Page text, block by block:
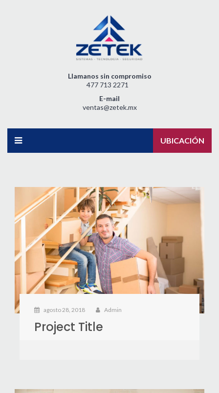
Llamanos sin compromiso
477 713 2271
E-mail
ventas@zetek.mx
UBICACIÓN
agosto 28, 2018 Admin
Project Title